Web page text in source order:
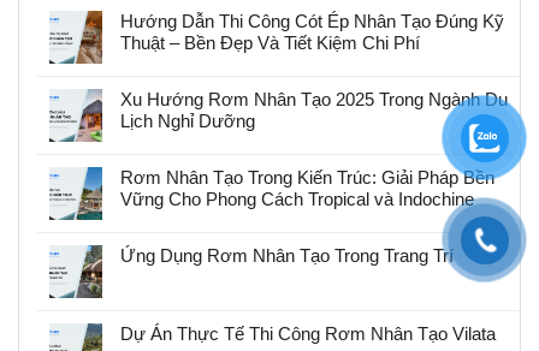
Hướng Dẫn Thi Công Cót Ép Nhân Tạo Đúng Kỹ
Thuật – Bền Đẹp Và Tiết Kiệm Chi Phí
Xu Hướng Rơm Nhân Tạo 2025 Trong Ngành Du
Lịch Nghỉ Dưỡng
Rơm Nhân Tạo Trong Kiến Trúc: Giải Pháp Bền
Vững Cho Phong Cách Tropical và Indochine
Ứng Dụng Rơm Nhân Tạo Trong Trang Trí
Dự Án Thực Tế Thi Công Rơm Nhân Tạo Vilata